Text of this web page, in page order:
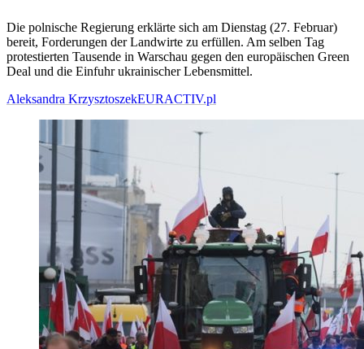
Die polnische Regierung erklärte sich am Dienstag (27. Februar)
bereit, Forderungen der Landwirte zu erfüllen. Am selben Tag
protestierten Tausende in Warschau gegen den europäischen Green
Deal und die Einfuhr ukrainischer Lebensmittel.
Aleksandra KrzysztoszekEURACTIV.pl